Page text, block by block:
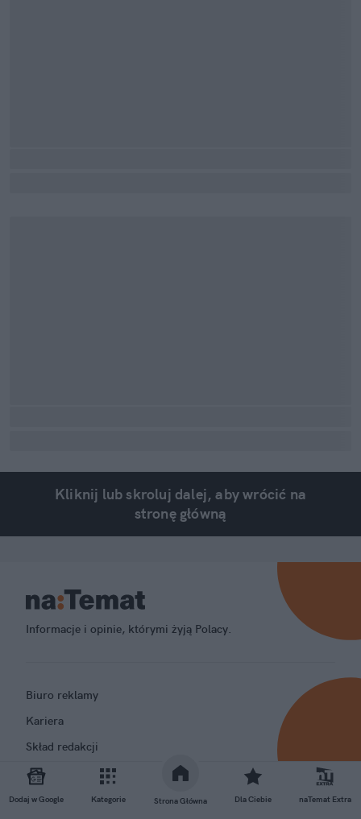
Dodaj w Google Kategorie Strona Główna Dla Ciebie naTemat Extra
Kliknij lub skroluj dalej, aby wrócić na
stronę główną
Informacje i opinie, którymi żyją Polacy.
Biuro reklamy
Kariera
Skład redakcji
Kontakt
Rozrywka